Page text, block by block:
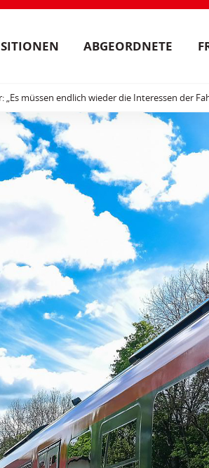
ABGEORDNETE
„Es müssen endlich wieder die Interessen der